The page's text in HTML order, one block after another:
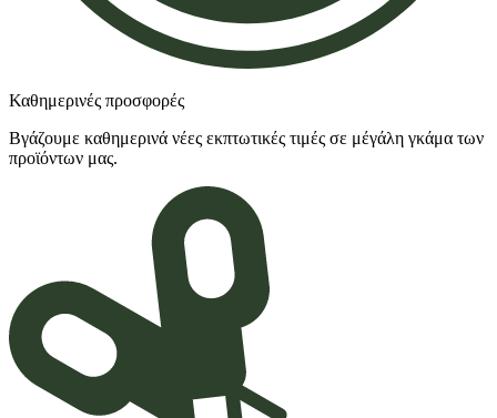
Καθημερινές προσφορές
Βγάζουμε καθημερινά νέες εκπτωτικές τιμές σε μέγάλη γκάμα των
προϊόντων μας.